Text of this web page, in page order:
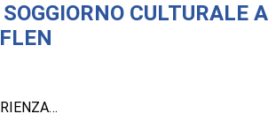
CULTURALE A